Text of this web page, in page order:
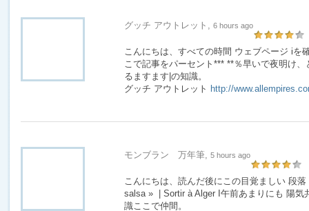
グッチ アウトレット, 6 hours ago
こんにちは、すべての時間 ウェブページ iを
こで記事をパーセント*** **％早いで夜明け
るますます|の知識。
グッチ アウトレット http://
モンブラン 万年筆, 5 hours ago
こんにちは、読んだ後にこの目覚ましい 段
salsa » | Sortir à Alger I午前あまりにも 陽気
識ここで仲間。